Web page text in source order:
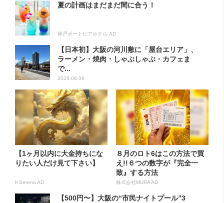
夏の計画はまだまだ間に合う！
神戸ポートピアホテル AD
【日本初】大阪の河川敷に「屋台エリア」、
ラーメン・焼肉・しゃぶしゃぶ・カフェま
で...
2026.08.06
【1ヶ月以内に大金持ちにな
りたい人だけ見て下さい】
Il Sereno AD
８月のロト6はこの方法で買
え!!６つの数字が『完全一
致』する方法
株式会社MURA AD
【500円〜】大阪の“市民ナイトプール”3